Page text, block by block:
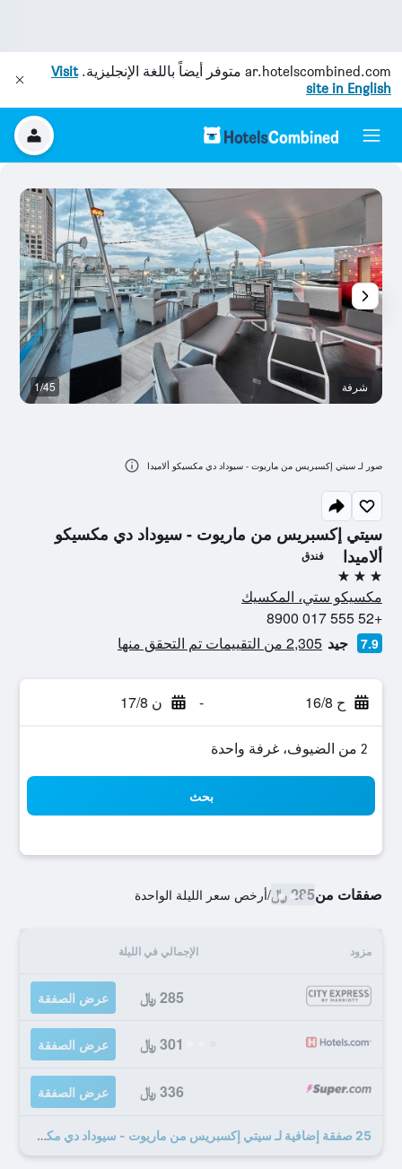
ar.hotelscombined.com متوفر أيضاً باللغة الإنجليزية.Visit
site in English
سيتي إكسبريس من ماريوت - سيوداد دي مكسيكو
ألاميدا
فندق
3 نجوم
مكسيكو ستي، المكسيك
+52 555 017 8900
7.9 جيد 2,305 من التقييمات تم التحقق منها
ح 16/8 - ن 17/8
2 من الضيوف، غرفة واحدة
بحث
صفقات من285 ﷼ /أرخص سعر الليلة الواحدة
مزود الإجمالي في الليلة
285 ﷼ عرض الصفقة
301 ﷼ عرض الصفقة
336 ﷼ عرض الصفقة
25 صفقة إضافية لـ سيتي إكسبريس من ماريوت - سيوداد دي مكسيكو ألاميدا
شرفة 1/45
صور لـ سيتي إكسبريس من ماريوت - سيوداد دي مكسيكو ألاميدا